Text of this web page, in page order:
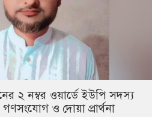
২ নম্বর ওয়ার্ডে ইউপি সদস্য
গণসংযোগ ও দোয়া প্রার্থনা